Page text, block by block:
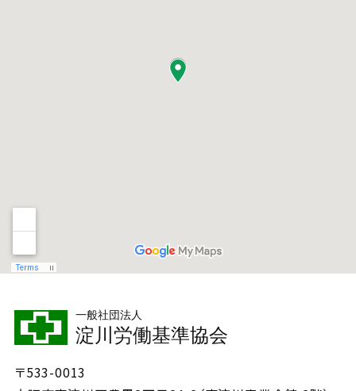
一般社団法人
淀川労働基準協会
〒533-0013